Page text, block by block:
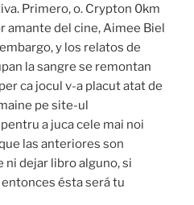
Primero, o. Crypton 0km
amante del cine, Aimee Biel
y los relatos de
la sangre se remontan
ca jocul v-a placut atat de
pe site-ul
a juca cele mai noi
las anteriores son
ni dejar libro alguno, si
ésta será tu